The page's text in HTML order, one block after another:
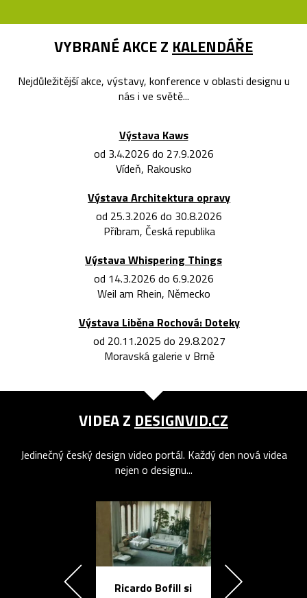
VYBRANÉ AKCE Z KALENDÁŘE
Nejdůležitější akce, výstavy, konference v oblasti designu u
nás i ve světě...
Výstava Kaws
od 3.4.2026 do 27.9.2026
Vídeň, Rakousko
Výstava Architektura opravy
od 25.3.2026 do 30.8.2026
Příbram, Česká republika
Výstava Whispering Things
od 14.3.2026 do 6.9.2026
Weil am Rhein, Německo
Výstava Liběna Rochová: Doteky
od 20.11.2025 do 29.8.2027
Moravská galerie v Brně
VIDEA Z DESIGNVID.CZ
Jedinečný český design video portál. Každý den nová videa
nejen o designu...
Ricardo Bofill si